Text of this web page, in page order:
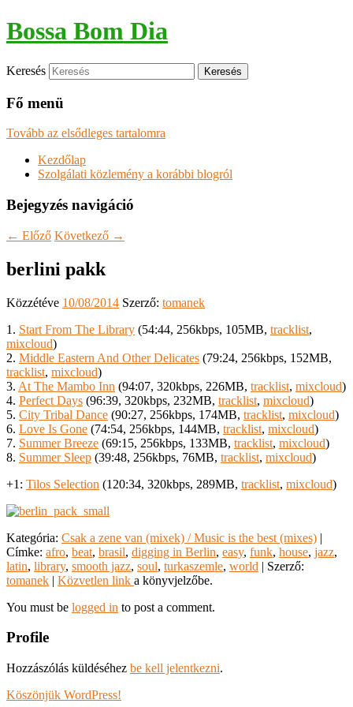
Bossa Bom Dia
Keresés
Fő menü
Tovább az elsődleges tartalomra
Kezdőlap
Szolgálati közlemény a korábbi blogról
Bejegyzés navigáció
← Előző Következő →
berlini pakk
Közzétéve 10/08/2014 Szerző: tomanek
1. Start From The Library (54:44, 256kbps, 105MB, tracklist,
mixcloud)
2. Middle Eastern And Other Delicates (79:24, 256kbps, 152MB,
tracklist, mixcloud)
3. At The Mambo Inn (94:07, 320kbps, 226MB, tracklist, mixcloud)
4. Perfect Days (96:39, 320kbps, 232MB, tracklist, mixcloud)
5. City Tribal Dance (90:27, 256kbps, 174MB, tracklist, mixcloud)
6. Love Is Gone (74:54, 256kbps, 144MB, tracklist, mixcloud)
7. Summer Breeze (69:15, 256kbps, 133MB, tracklist, mixcloud)
8. Summer Sleep (39:48, 256kbps, 76MB, tracklist, mixcloud)
+1: Tilos Selection (120:34, 320kbps, 289MB, tracklist, mixcloud)
Kategória: Csak a zene van (mixek) / Music is the best (mixes) |
Címke: afro, beat, brasil, digging in Berlin, easy, funk, house, jazz,
latin, library, smooth jazz, soul, turkaszemle, world | Szerző:
tomanek | Közvetlen link a könyvjelzőbe.
You must be logged in to post a comment.
Profile
Hozzászólás küldéséhez be kell jelentkezni.
Köszönjük WordPress!